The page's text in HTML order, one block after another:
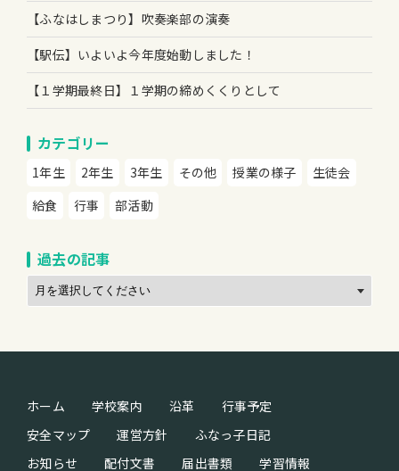
【ふなはしまつり】吹奏楽部の演奏
【駅伝】いよいよ今年度始動しました！
【１学期最終日】１学期の締めくくりとして
カテゴリー
1年生 2年生 3年生 その他 授業の様子
生徒会
給食
行事 部活動
過去の記事
ホーム 学校案内 沿革
行事予定
安全マップ
運営方針
ふなっ子日記
お知らせ
配付文書 届出書類 学習情報